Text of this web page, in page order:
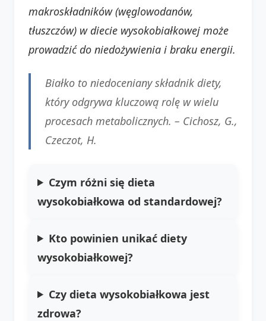
makroskładników (węglowodanów,
tłuszczów) w diecie wysokobiałkowej może
prowadzić do niedożywienia i braku energii.
Białko to niedoceniany składnik diety,
który odgrywa kluczową rolę w wielu
procesach metabolicznych. – Cichosz, G.,
Czeczot, H.
Czym różni się dieta
wysokobiałkowa od standardowej?
Kto powinien unikać diety
wysokobiałkowej?
Czy dieta wysokobiałkowa jest
zdrowa?